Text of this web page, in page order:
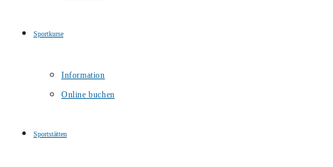
Sportkurse
Information
Online buchen
Sportstätten